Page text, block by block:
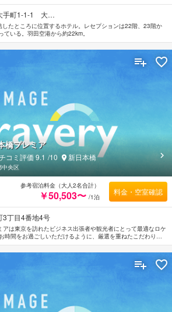
手町1-1-1 大…
たところに位置するホテル。レセプションは22階、23階か
いる。羽田空港から約22km。
3丁目4番地4号
は東京を訪れたビジネス出張者や観光者にとって最適なロケ
時間をお過ごしいただけるように、厳選を重ねたこだわりの
全室Wi-Fi無料, 24時間セキュリティ, 清掃（毎日）, 車椅子
どの館内施設を思う存分ご活用ください。 贅沢なインテリア
整えております。 当施設ではさまざまなレクリエーションを
ンホテル日本橋プレミアは、東京観光は大変便利なロケーシ
橋プレミア
コミ評価9.1 /10 新日本橋
中央区
参考宿泊料金（大人2名合計）
￥50,503〜 /1泊
料金・空室確認